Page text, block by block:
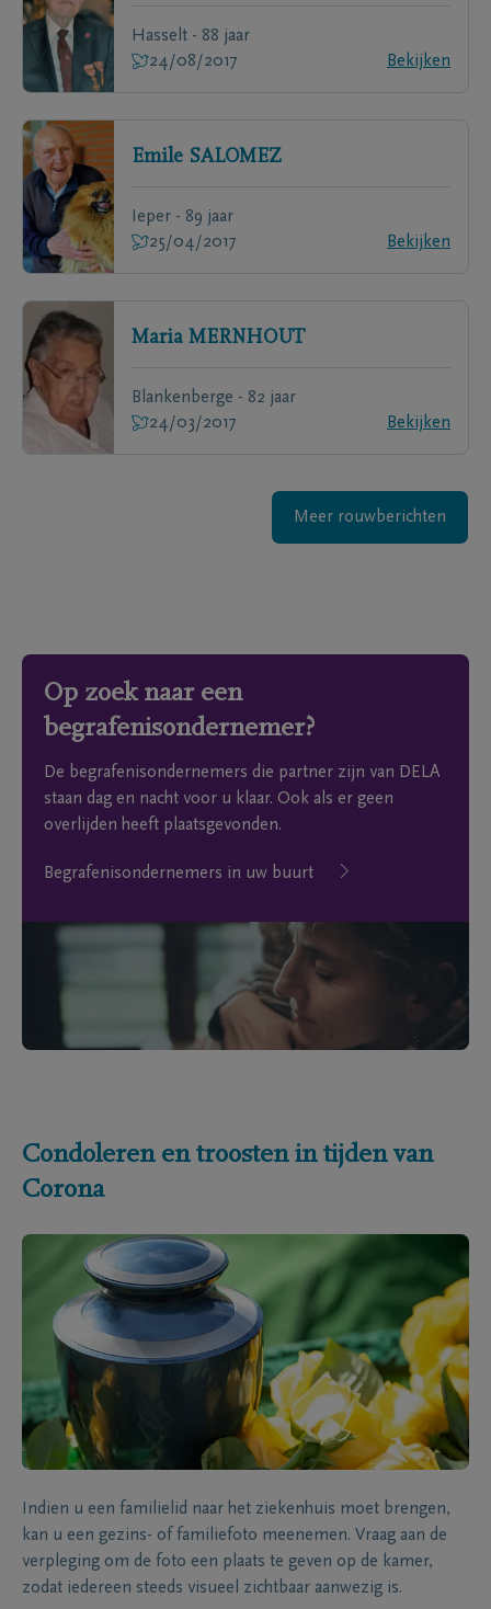
Hasselt - 88 jaar
24/08/2017
Bekijken
Emile SALOMEZ
Ieper - 89 jaar
25/04/2017
Bekijken
Maria MERNHOUT
Blankenberge - 82 jaar
24/03/2017
Bekijken
Meer rouwberichten
Op zoek naar een
begrafenisondernemer?
De begrafenisondernemers die partner zijn van DELA
staan dag en nacht voor u klaar. Ook als er geen
overlijden heeft plaatsgevonden.
Begrafenisondernemers in uw buurt
Condoleren en troosten in tijden van
Corona
Indien u een familielid naar het ziekenhuis moet brengen,
kan u een gezins- of familiefoto meenemen. Vraag aan de
verpleging om de foto een plaats te geven op de kamer,
zodat iedereen steeds visueel zichtbaar aanwezig is.